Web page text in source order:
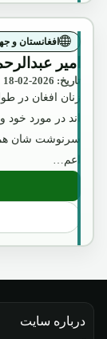
افغانستان و
امیر
تاریخ: 2026-02-18
زنان افغان در
اند در مورد
سرنوشت شان
اعم…
درباره سایت